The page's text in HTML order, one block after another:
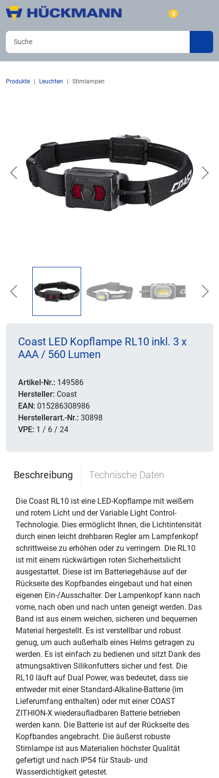
0
Produkte Leuchten Stirnlampen
Previous
Previous
Coast LED Kopflampe RL10 inkl. 3 x
AAA / 560 Lumen
Artikel-Nr.: 149586
Hersteller: Coast
EAN: 015286308986
Herstellerart.-Nr.: 30898
VPE: 1 / 6 / 24
Beschreibung Technische Daten
Die Coast RL10 ist eine LED-Kopflampe mit weißem
und rotem Licht und der Variable Light Control-
Technologie. Dies ermöglicht Ihnen, die Lichtintensität
durch einen leicht drehbaren Regler am Lampfenkopf
schrittweise zu erhöhen oder zu verringern. Die RL10
ist mit einem rückwärtigen roten Sicherheitslicht
ausgestattet. Diese ist im Batteriegehäuse auf der
Rückseite des Kopfbandes eingebaut und hat einen
eigenen Ein-/Ausschalter. Der Lampenkopf kann nach
vorne, nach oben und nach unten geneigt werden. Das
Band ist aus einem weichen, sicheren und bequemen
Material hergestellt. Es ist verstellbar und robust
genug, um auch außerhalb eines Helms getragen zu
werden. Es ist einfach zu bedienen und sitzt Dank des
atmungsaktiven Silikonfutters sicher und fest. Die
RL10 läuft auf Dual Power, was bedeutet, dass sie
entweder mit einer Standard-Alkaline-Batterie (im
Lieferumfang enthalten) oder mit einer COAST
ZITHION-X wiederaufladbaren Batterie betrieben
werden kann. Die Batterie ist auf der Rückseite des
Kopfbandes angebracht. Die äußerst robuste
Stirnlampe ist aus Materialien höchster Qualität
gefertigt und nach IP54 für Staub- und
Wasserdichtigkeit getestet.